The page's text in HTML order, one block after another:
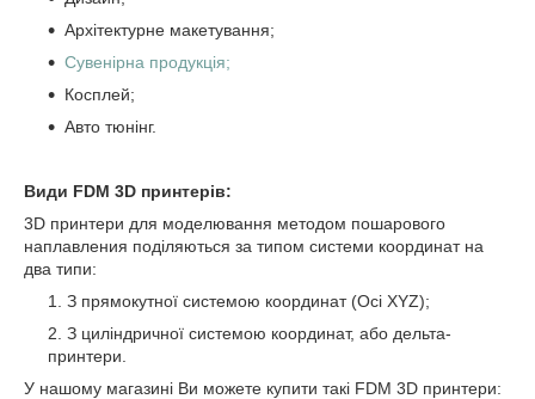
Архітектурне макетування;
Сувенірна продукція;
Косплей;
Авто тюнінг.
Види FDM 3D принтерів:
3D принтери для моделювання методом пошарового
наплавления поділяються за типом системи координат на
два типи:
З прямокутної системою координат (Осі XYZ);
З циліндричної системою координат, або дельта-
принтери.
У нашому магазині Ви можете купити такі FDM 3D принтери: